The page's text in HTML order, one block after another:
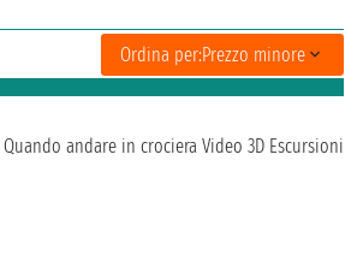
Ordina per:Prezzo minore
Quando andare in crociera Video 3D Escursioni